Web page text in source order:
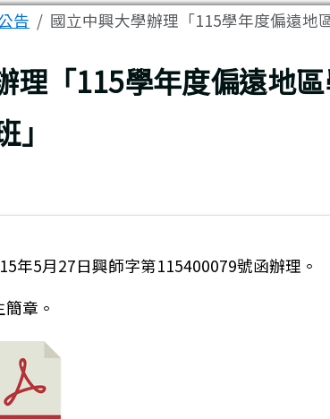
告 國立中興大學辦理「115學年度偏遠地
理「115學年度偏遠地
年5月27日興師字第115400079號函辦理。
章。